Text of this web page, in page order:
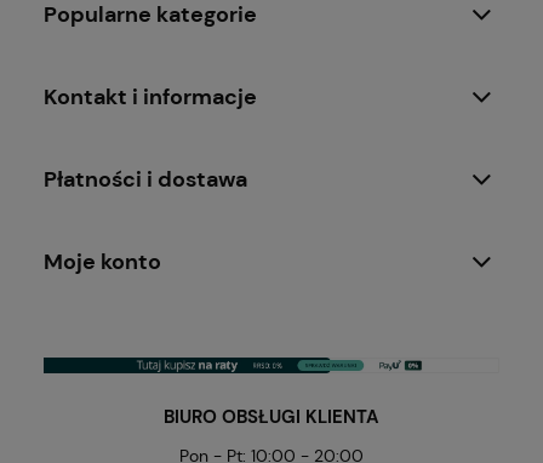
Popularne kategorie
Kontakt i informacje
Płatności i dostawa
Moje konto
BIURO OBSŁUGI KLIENTA
Pon - Pt: 10:00 - 20:00